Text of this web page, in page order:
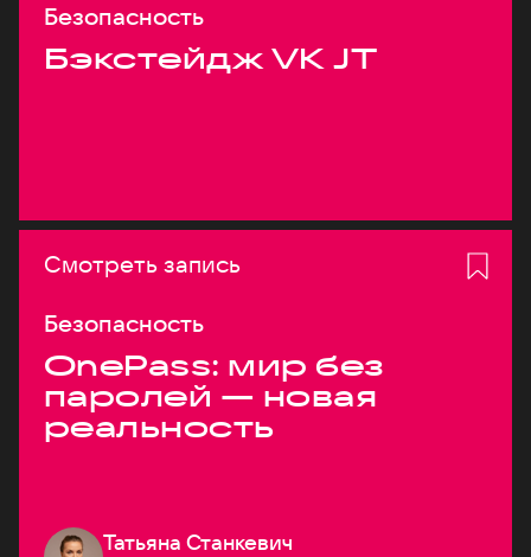
Безопасность
Бэкстейдж VK JT
Смотреть запись
Безопасность
OnePass: мир без
паролей — новая
реальность
Татьяна Станкевич